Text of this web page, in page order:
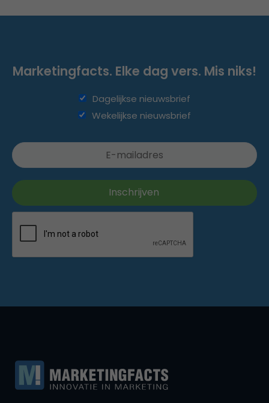
Marketingfacts. Elke dag vers. Mis niks!
Dagelijkse nieuwsbrief
Wekelijkse nieuwsbrief